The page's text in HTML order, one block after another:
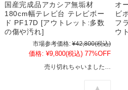
国産完成品アカシア無垢材
180cm幅テレビ台 テレビボー
ド PF17D [アウトレット:多数
の傷や汚れ]
市場参考価格: ¥42,800(税込)
価格: ¥9,800(税込) 77%OFF
売り切れちゃいました…
オ
ビ
フ
ウ